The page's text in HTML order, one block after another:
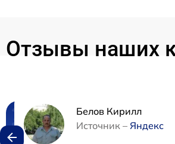
Отзывы наших
Белов Кирилл
Источник – Яндекс
Нужна